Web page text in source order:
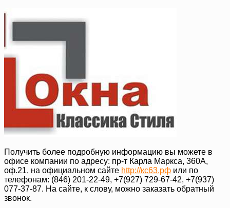
Получить более подробную информацию вы можете в
офисе компании по адресу: пр-т Карла Маркса, 360А,
оф.21, на официальном сайте http://кс63.рф или по
телефонам: (846) 201-22-49, +7(927) 729-67-42, +7(937)
077-37-87. На сайте, к слову, можно заказать обратный
звонок.